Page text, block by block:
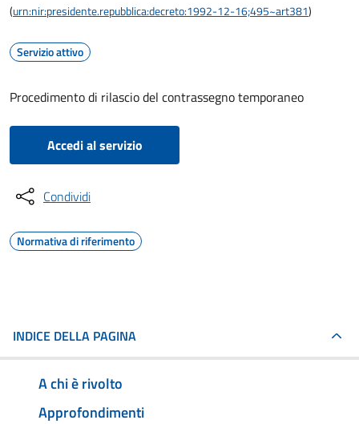
(urn:nir:presidente.repubblica:decreto:1992-12-16;495~art381)
Servizio attivo
Procedimento di rilascio del contrassegno temporaneo
Accedi al servizio
Condividi
Normativa di riferimento
INDICE DELLA PAGINA
A chi è rivolto
Approfondimenti